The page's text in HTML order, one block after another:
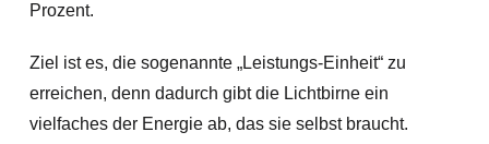
Prozent.
Ziel ist es, die sogenannte „Leistungs-Einheit“ zu
erreichen, denn dadurch gibt die Lichtbirne ein
vielfaches der Energie ab, das sie selbst braucht.